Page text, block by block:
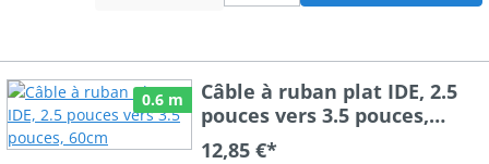
0.6 m
Câble à ruban plat IDE, 2.5
pouces vers 3.5 pouces,
60cm
12,85 €*